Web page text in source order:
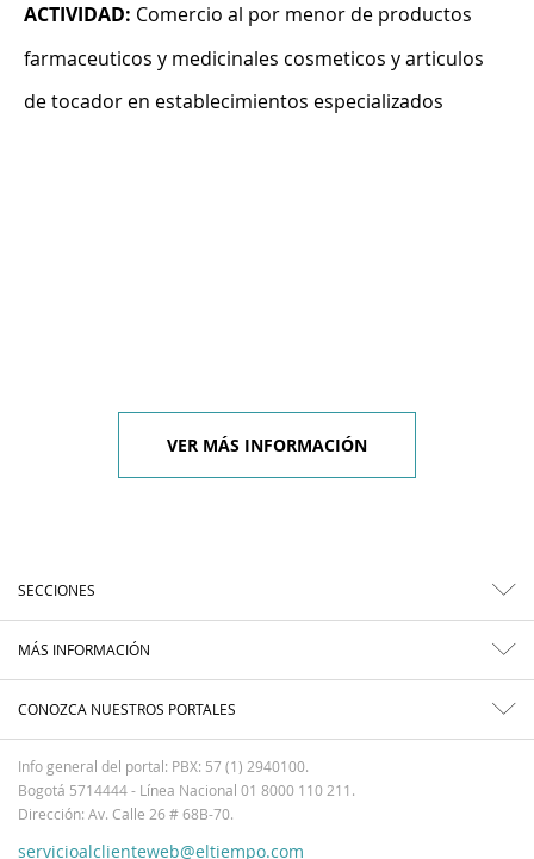
ACTIVIDAD: Comercio al por menor de productos
farmaceuticos y medicinales cosmeticos y articulos
de tocador en establecimientos especializados
VER MÁS INFORMACIÓN
SECCIONES
MÁS INFORMACIÓN
CONOZCA NUESTROS PORTALES
Info general del portal: PBX: 57 (1) 2940100.
Bogotá 5714444 - Línea Nacional 01 8000 110 211.
Dirección: Av. Calle 26 # 68B-70.
servicioalclienteweb@eltiempo.com